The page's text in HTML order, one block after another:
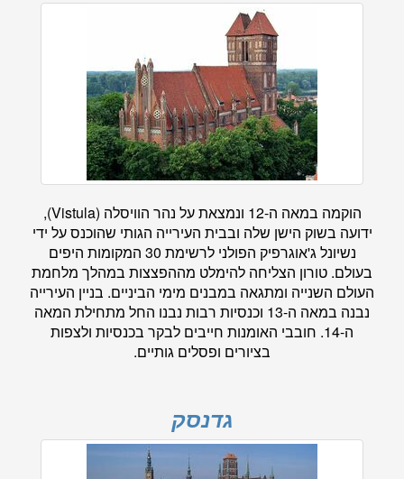
הוקמה במאה ה-12 ונמצאת על נהר הוויסלה (Vistula),
ידועה בשוק הישן שלה ובבית העירייה הגותי שהוכנס על ידי
נשיונל ג'אוגרפיק הפולני לרשימת 30 המקומות היפים
בעולם. טורון הצליחה להימלט מההפצצות במהלך מלחמת
העולם השנייה ומתגאה במבנים מימי הביניים. בניין העירייה
נבנה במאה ה-13 וכנסיות רבות נבנו החל מתחילת המאה
ה-14. חובבי האומנות חייבים לבקר בכנסיות ולצפות
בציורים ופסלים גותיים.
גדנסק